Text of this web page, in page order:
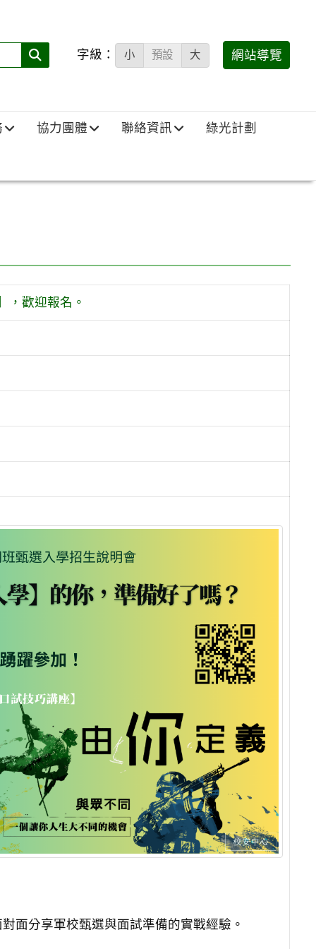
搜
填)：
字級： 小 預設 大 網站導覽
協力團體 聯絡資訊 綠光計劃
，歡迎報名。
面分享軍校甄選與面試準備的實戰經驗。